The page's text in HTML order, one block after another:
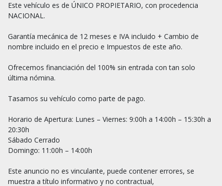
Este vehículo es de ÚNICO PROPIETARIO, con procedencia
NACIONAL.
Garantía mecánica de 12 meses e IVA incluido + Cambio de
nombre incluido en el precio e Impuestos de este año.
Ofrecemos financiación del 100% sin entrada con tan solo
última nómina.
Tasamos su vehículo como parte de pago.
Horario de Apertura: Lunes – Viernes: 9:00h a 14:00h – 15:30h a
20:30h
Sábado Cerrado
Domingo: 11:00h – 14:00h
Este anuncio no es vinculante, puede contener errores, se